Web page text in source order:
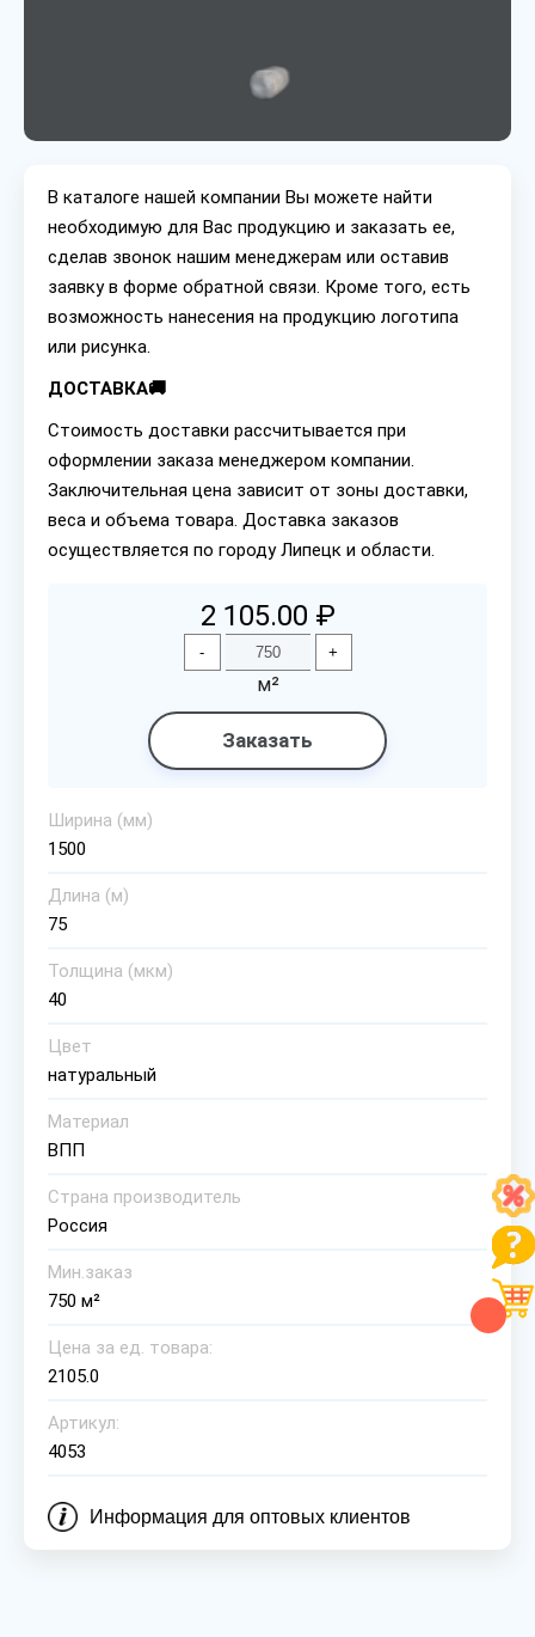
В каталоге нашей компании Вы можете найти
необходимую для Вас продукцию и заказать ее,
сделав звонок нашим менеджерам или оставив
заявку в форме обратной связи. Кроме того, есть
возможность нанесения на продукцию логотипа
или рисунка.
ДОСТАВКА🚚
Стоимость доставки рассчитывается при
оформлении заказа менеджером компании.
Заключительная цена зависит от зоны доставки,
веса и объема товара. Доставка заказов
осуществляется по городу Липецк и области.
2 105.00 ₽
- +
м²
Заказать
Ширина (мм)
1500
Длина (м)
75
Толщина (мкм)
40
Цвет
натуральный
Материал
ВПП
Страна производитель
Россия
Мин.заказ
750 м²
Цена за ед. товара:
2105.0
Артикул:
4053
Информация для оптовых клиентов